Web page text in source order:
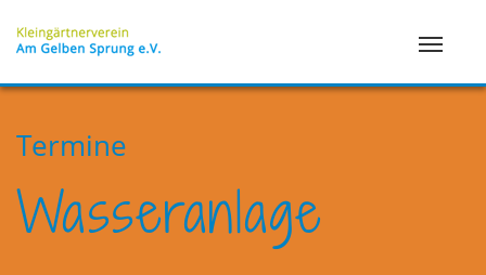
Termine
Wasseranlage